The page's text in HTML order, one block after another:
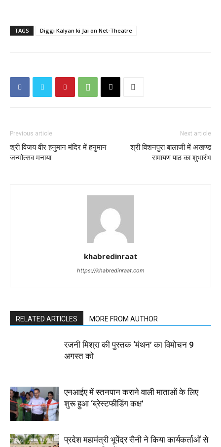
TAGS Diggi Kalyan ki Jai on Net-Theatre
Previous article
श्री विजय वीर हनुमान मंदिर में हनुमान
जन्मोत्सव मनाया
Next article
श्री विशनपुरा बालाजी में अखण्ड
रामायण पाठ का शुभारंभ
khabredinraat
https://khabredinraat.com
RELATED ARTICLES MORE FROM AUTHOR
रजनी मिश्रा की पुस्तक ‘मंथन’ का विमोचन 9
अगस्त को
एनआईए में स्तनपान कराने वाली माताओं के लिए
शुरू हुआ ‘ब्रेस्टफीडिंग कक्ष’
प्रदेश महामंत्री भूपेंद्र सैनी ने किया कार्यकर्ताओं से